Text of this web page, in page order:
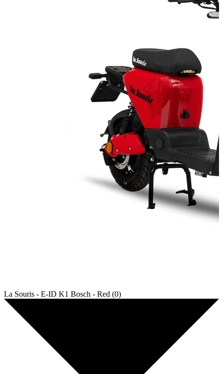
La Souris - E-ID K1 Bosch - Red (0)